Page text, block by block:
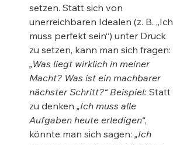
setzen. Statt sich von
unerreichbaren Idealen (z. B. „Ich
muss perfekt sein“) unter Druck
zu setzen, kann man sich fragen:
„Was liegt wirklich in meiner
Macht? Was ist ein machbarer
nächster Schritt?“ Beispiel: Statt
zu denken „Ich muss alle
Aufgaben heute erledigen“,
könnte man sich sagen: „Ich